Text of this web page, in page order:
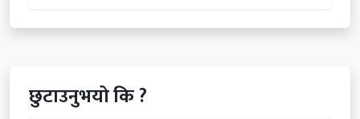
छुटाउनुभयो कि ?